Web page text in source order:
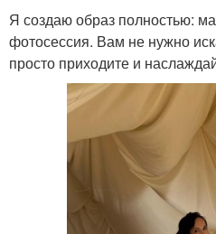
Я создаю образ полностью:
фотосессия. Вам не нужно
просто приходите и